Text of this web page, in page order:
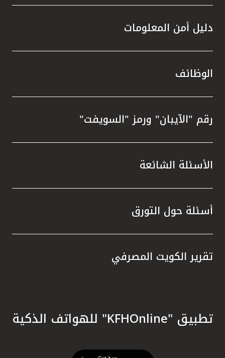
دليل أمن المعلومات
الوظائف
رقم "الآيبان" ورمز "السويفت"
الأسئلة الشائعة
أسئلة حول التورق
تقرير الكويت المصرفي
تطبيق "KFHOnline" للهواتف الذكية